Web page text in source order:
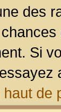
des
Si
de